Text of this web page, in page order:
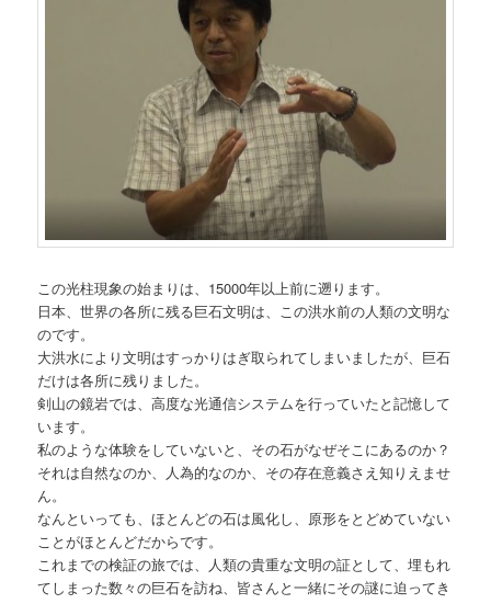
この光柱現象の始まりは、15000年以上前に遡ります。
日本、世界の各所に残る巨石文明は、この洪水前の人類の文明な
のです。
大洪水により文明はすっかりはぎ取られてしまいましたが、巨石
だけは各所に残りました。
剣山の鏡岩では、高度な光通信システムを行っていたと記憶して
います。
私のような体験をしていないと、その石がなぜそこにあるのか？
それは自然なのか、人為的なのか、その存在意義さえ知りえませ
ん。
なんといっても、ほとんどの石は風化し、原形をとどめていない
ことがほとんどだからです。
これまでの検証の旅では、人類の貴重な文明の証として、埋もれ
てしまった数々の巨石を訪ね、皆さんと一緒にその謎に迫ってき